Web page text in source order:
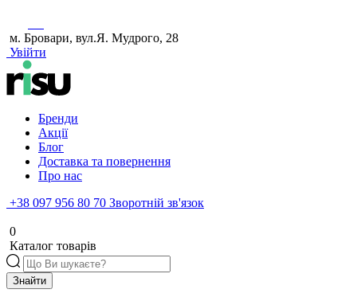
м. Бровари, вул.Я. Мудрого, 28
Увійти
Бренди
Акції
Блог
Доставка та повернення
Про нас
+38 097 956 80 70 Зворотній зв'язок
0
Каталог товарів
Знайти